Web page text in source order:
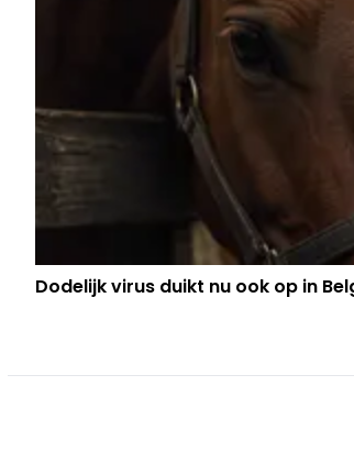
Dodelijk virus duikt nu ook op in